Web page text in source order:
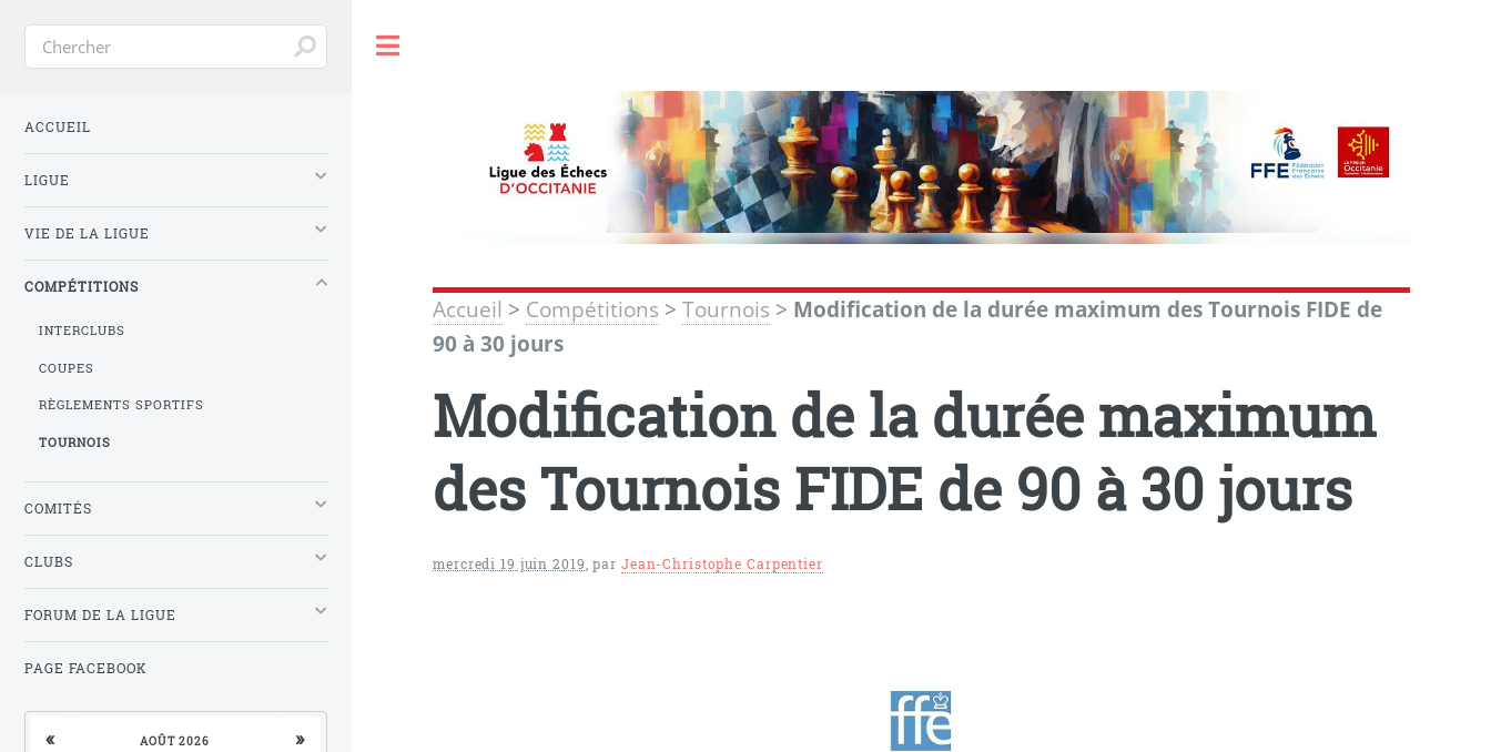
Accueil > Compétitions >Tournois > Modification de la durée maximum des Tournois FIDE de
90 à 30 jours
Modification de la durée maximum
des Tournois FIDE de 90 à 30 jours
mercredi 19 juin 2019 ,par Jean-Christophe Carpentier
ACCUEIL
LIGUE
VIE DE LA LIGUE
COMPÉTITIONS
INTERCLUBS
COUPES
RÈGLEMENTS SPORTIFS
TOURNOIS
COMITÉS
CLUBS
FORUM DE LA LIGUE
PAGE FACEBOOK
« AOÛT 2026 »